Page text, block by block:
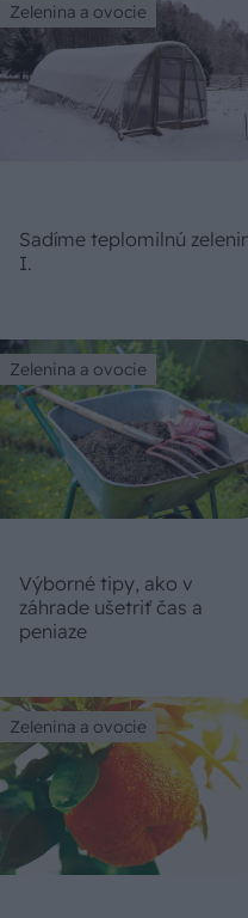
Zelenina a ovocie
Sadíme teplomilnú
I.
Zelenina a ovocie
Výborné tipy, ako v
záhrade ušetriť čas a
peniaze
Zelenina a ovocie